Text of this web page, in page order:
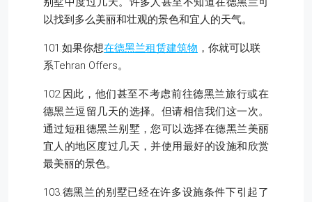
以找到多么美丽和壮观的景色和宜人的天气。
101.如果你想在德黑兰租赁建筑物 ，你就可以联
系Tehran Offers。
102.因此，他们甚至不考虑前往德黑兰旅行或在
德黑兰逗留几天的选择。但请相信我们这一次。
通过短租德黑兰别墅，您可以选择在德黑兰美丽
宜人的地区度过几天，并使用最好的设施和欣赏
最美丽的景色。
103.德黑兰的别墅已经在许多设施条件下引起了